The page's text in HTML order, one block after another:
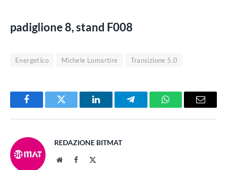
padiglione8, stand F008
Energetico Michele Lomartire Transizione 5.0
FacebookTwitter LinkedInTelegramWhatsAppEmail
REDAZIONE BITMAT
WebsiteFacebook